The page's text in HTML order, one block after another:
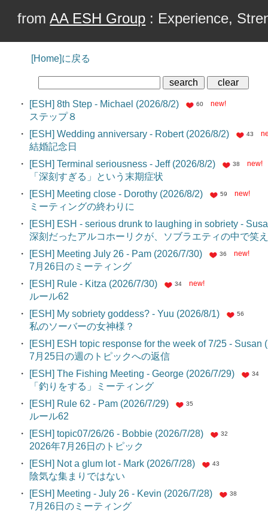
fromAA ESH Group : Experience,
[Home]に戻る
・
[ESH] 8th Step - Michael (2026/8/2)
ステップ８
60 new!
・
[ESH] Wedding anniversary - Robert (2026/8/2)
結婚記念日
43
・
[ESH] Terminal seriousness - Jeff (2026/8/2)
「深刻すぎる」という末期症状
38 new!
・
[ESH] Meeting close - Dorothy (2026/8/2)
ミーティングの終わりに
59 new!
・
[ESH] ESH - serious drunk to laughing in sobriety -
深刻だったアルコホーリクが、ソブラエティの中で
・
[ESH] Meeting July 26 - Pam (2026/7/30)
7月26日のミーティング
36 new!
・
[ESH] Rule - Kitza (2026/7/30)
ルール62
34 new!
・
[ESH] My sobriety goddess? - Yuu (2026/8/1)
私のソーバーの女神様？
56
・
[ESH] ESH topic response for the week of 7/25 - Susan
7月25日の週のトピックへの返信
・
[ESH] The Fishing Meeting - George (2026/7/29)
「釣りをする」ミーティング
34
・
[ESH] Rule 62 - Pam (2026/7/29)
ルール62
35
・
[ESH] topic07/26/26 - Bobbie (2026/7/28)
2026年7月26日のトピック
32
・
[ESH] Not a glum lot - Mark (2026/7/28)
陰気な集まりではない
43
・
[ESH] Meeting - July 26 - Kevin (2026/7/28)
7月26日のミーティング
38